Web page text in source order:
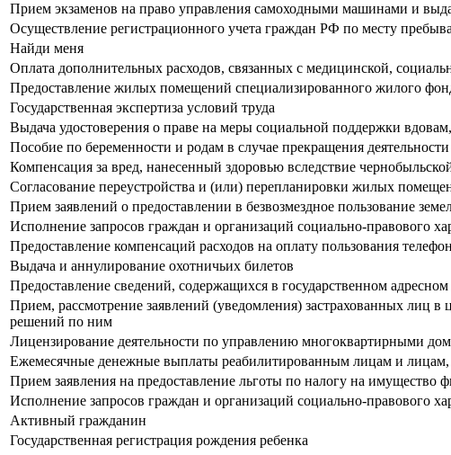
Прием экзаменов на право управления самоходными машинами и
Осуществление регистрационного учета граждан РФ по месту
Найди меня
Оплата дополнительных расходов, связанных с медицинской,
Предоставление жилых помещений специализированного жилого
Государственная экспертиза условий труда
Выдача удостоверения о праве на меры социальной поддержки
Пособие по беременности и родам в случае прекращения
Компенсация за вред, нанесенный здоровью вследствие
Согласование переустройства и (или) перепланировки жилых
Прием заявлений о предоставлении в безвозмездное пользование
Исполнение запросов граждан и организаций социально-правового
Предоставление компенсаций расходов на оплату пользования
Выдача и аннулирование охотничьих билетов
Предоставление сведений, содержащихся в государственном адресном
Прием, рассмотрение заявлений (уведомления) застрахованных лиц
решений по ним
Лицензирование деятельности по управлению многоквартирными
Ежемесячные денежные выплаты реабилитированным лицам и лицам,
Прием заявления на предоставление льготы по налогу на имущество
Исполнение запросов граждан и организаций социально-правового
Активный гражданин
Государственная регистрация рождения ребенка